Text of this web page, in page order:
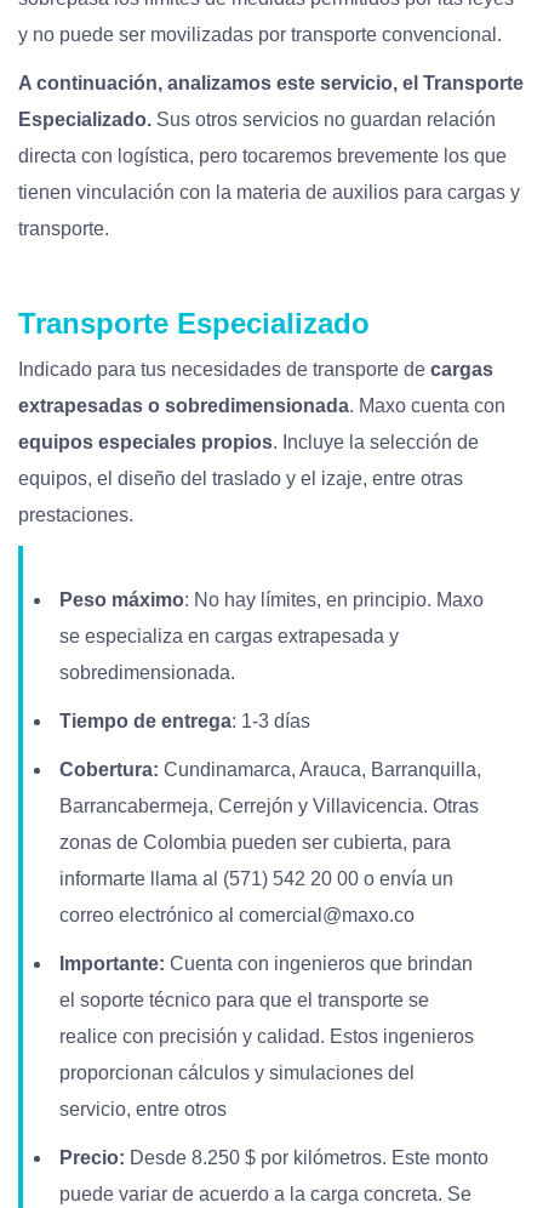
y no puede ser movilizadas por transporte convencional.
A continuación, analizamos este servicio, el Transporte
Especializado. Sus otros servicios no guardan relación
directa con logística, pero tocaremos brevemente los que
tienen vinculación con la materia de auxilios para cargas y
transporte.
Transporte Especializado
Indicado para tus necesidades de transporte de cargas
extrapesadas o sobredimensionada. Maxo cuenta con
equipos especiales propios. Incluye la selección de
equipos, el diseño del traslado y el izaje, entre otras
prestaciones.
Peso máximo: No hay límites, en principio. Maxo
se especializa en cargas extrapesada y
sobredimensionada.
Tiempo de entrega: 1-3 días
Cobertura: Cundinamarca, Arauca, Barranquilla,
Barrancabermeja, Cerrejón y Villavicencia. Otras
zonas de Colombia pueden ser cubierta, para
informarte llama al (571) 542 20 00 o envía un
correo electrónico al comercial@maxo.co
Importante: Cuenta con ingenieros que brindan
el soporte técnico para que el transporte se
realice con precisión y calidad. Estos ingenieros
proporcionan cálculos y simulaciones del
servicio, entre otros
Precio: Desde 8.250 $ por kilómetros. Este monto
puede variar de acuerdo a la carga concreta. Se